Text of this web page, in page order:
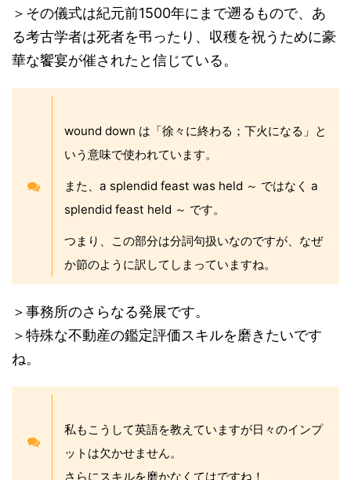
＞その儀式は紀元前1500年にまで遡るもので、あ
る考古学者は死者を弔ったり、収穫を祝うために豪
華な饗宴が催されたと信じている。
wound down は「徐々に終わる；下火になる」と
いう意味で使われています。
また、a splendid feast was held ～ ではなく a
splendid feast held ～ です。
つまり、この部分は分詞句扱いなのですが、なぜ
か節のように訳してしまっていますね。
＞事務所のさらなる発展です。
＞特殊な不動産の鑑定評価スキルを磨きたいです
ね。
私もこうして英語を教えていますが日々のインプ
ットは欠かせません。
さらにスキルを磨かなくてはですね！